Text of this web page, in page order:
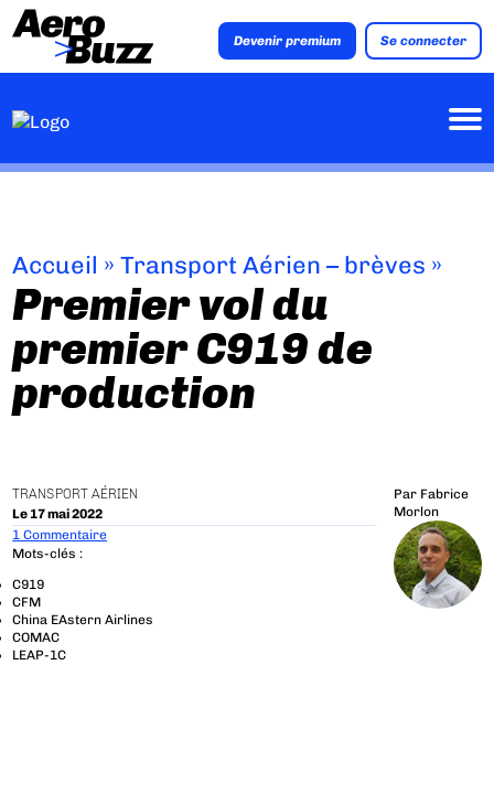
Devenir premium Se connecter
Accueil »Transport Aérien – brèves »
Premier vol du
premier C919 de
production
TRANSPORT AÉRIEN
Le 17 mai 2022
Par Fabrice
Morlon
1 Commentaire
Mots-clés :
C919
CFM
China EAstern Airlines
COMAC
LEAP-1C